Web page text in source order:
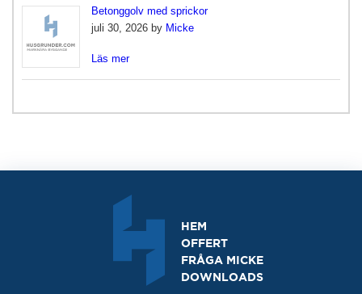
Betonggolv med sprickor
juli 30, 2026 by Micke
Läs mer
HEM
OFFERT
FRÅGA MICKE
DOWNLOADS